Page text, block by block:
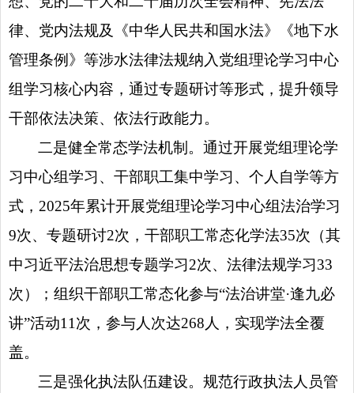
律、党内法规及《中华人民共和国水法》《地下水
管理条例》等涉水法律法规纳入党组理论学习中心
组学习核心内容，通过专题研讨等形式，提升领导
干部依法决策、依法行政能力。
二是健全常态学法机制。通过开展党组理论学
习中心组学习、干部职工集中学习、个人自学等方
式，2025年累计开展党组理论学习中心组法治学习
9次、专题研讨2次，干部职工常态化学法35次（其
中习近平法治思想专题学习2次、法律法规学习33
次）；组织干部职工常态化参与“法治讲堂·逢九必
讲”活动11次，参与人次达268人，实现学法全覆
盖。
三是强化执法队伍建设。规范行政执法人员管